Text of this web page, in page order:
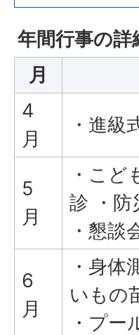
年間行事の詳
月
4
月
・進級
5
月
・こ
診 ・防
・懇談
6
月
・身
いもの
・プー